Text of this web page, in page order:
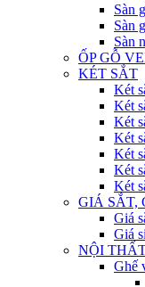
Sàn
Sàn
Sàn
ỐP GỖ
KÉT SẮT
Két
Két
Két
Két
Két
Két
Két
GIÁ SẮT,
Giá
Giá
NỘI
Ghế